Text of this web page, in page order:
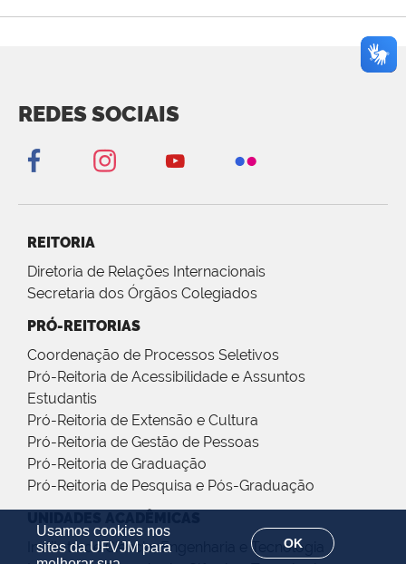
Usamos cookies nos
sites da UFVJM para
OK
REDES SOCIAIS
REITORIA
Diretoria de Relações Internacionais
Secretaria dos Órgãos Colegiados
PRÓ-REITORIAS
Coordenação de Processos Seletivos
Pró-Reitoria de Acessibilidade e Assuntos
Estudantis
Pró-Reitoria de Extensão e Cultura
Pró-Reitoria de Gestão de Pessoas
Pró-Reitoria de Graduação
Pró-Reitoria de Pesquisa e Pós-Graduação
Instituto de Ciência, Engenharia e Tecnologia